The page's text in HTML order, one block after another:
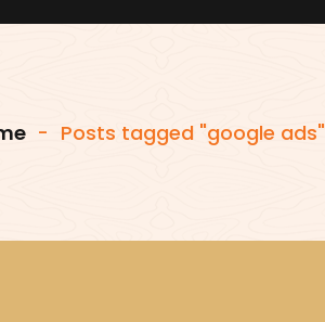
- Posts tagged "google ads"